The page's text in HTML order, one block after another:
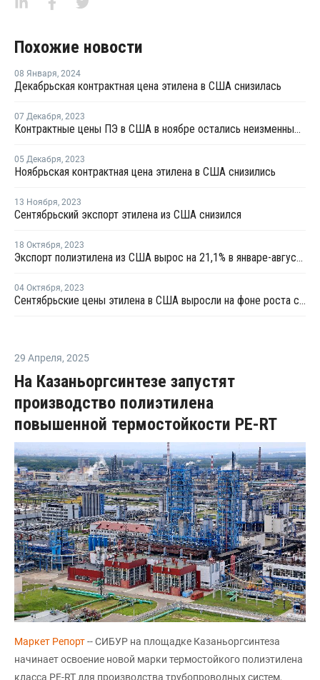
Похожие новости
08 Января, 2024
Декабрьская контрактная цена этилена в США снизилась
07 Декабря, 2023
Контрактные цены ПЭ в США в ноябре остались неизменными
05 Декабря, 2023
Ноябрьская контрактная цена этилена в США снизились
13 Ноября, 2023
Сентябрьский экспорт этилена из США снизился
18 Октября, 2023
Экспорт полиэтилена из США вырос на 21,1% в январе-августе
04 Октября, 2023
Сентябрьские цены этилена в США выросли на фоне роста спотовых цен и производственных затрат
29 Апреля, 2025
На Казаньоргсинтезе запустят
производство полиэтилена
повышенной термостойкости PE-RT
Маркет Репорт-- СИБУР на площадке Казаньоргсинтеза
начинает освоение новой марки термостойкого полиэтилена
класса PE-RT для производства трубопроводных систем,